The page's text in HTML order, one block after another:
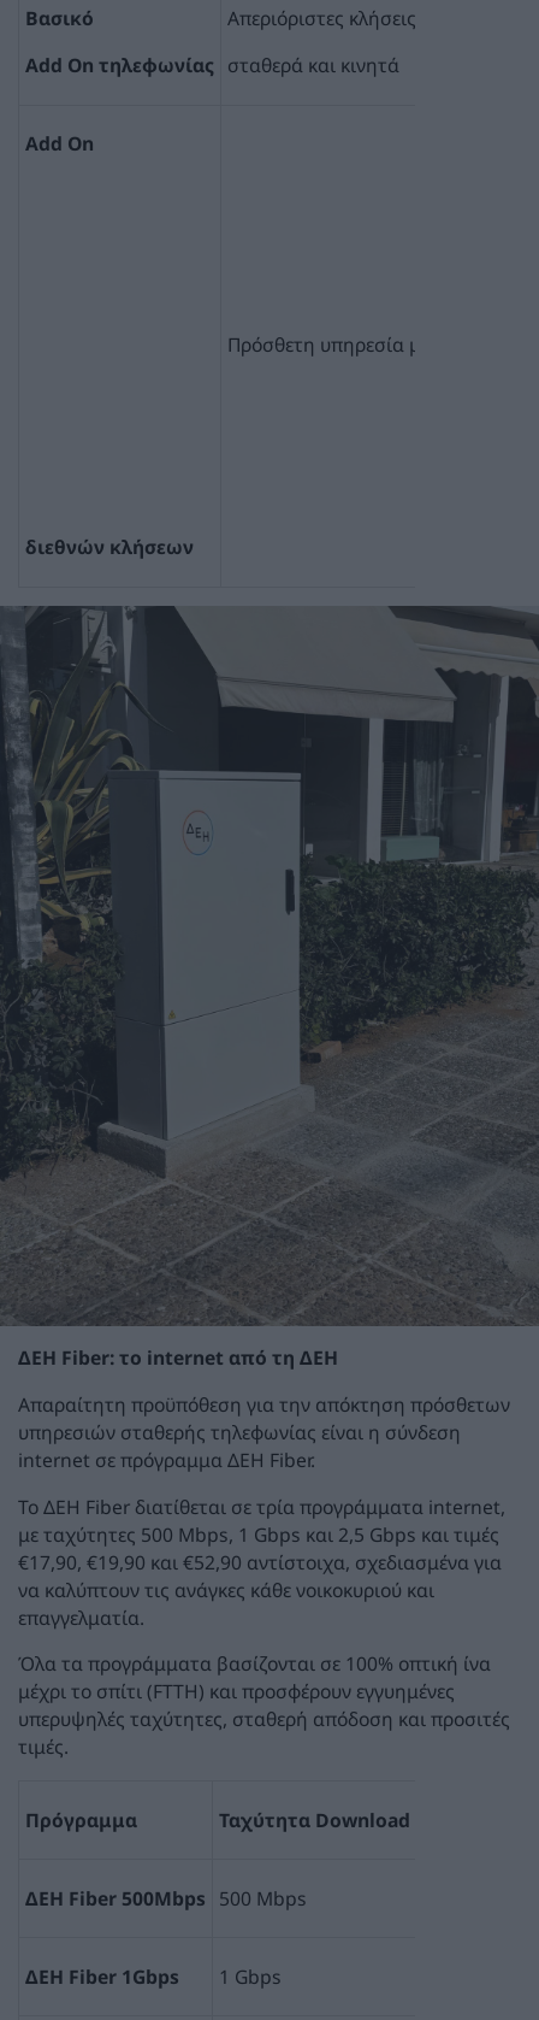
Βασικό
Add On τηλεφωνίας
Απεριόριστες κλήσεις προς εθνικά
σταθερά και κινητά
Add On
διεθνών κλήσεων
Πρόσθετη υπηρεσία με 1000 λεπτά
ΔΕΗ Fiber: το internet από τη ΔΕΗ
Απαραίτητη προϋπόθεση για την απόκτηση πρόσθετων
υπηρεσιών σταθερής τηλεφωνίας είναι η σύνδεση
internet σε πρόγραμμα ΔΕΗ Fiber.
Το ΔΕΗ Fiber διατίθεται σε τρία προγράμματα internet,
με ταχύτητες 500 Mbps, 1 Gbps και 2,5 Gbps και τιμές
€17,90, €19,90 και €52,90 αντίστοιχα, σχεδιασμένα για
να καλύπτουν τις ανάγκες κάθε νοικοκυριού και
επαγγελματία.
Όλα τα προγράμματα βασίζονται σε 100% οπτική ίνα
μέχρι το σπίτι (FTTH) και προσφέρουν εγγυημένες
υπερυψηλές ταχύτητες, σταθερή απόδοση και προσιτές
τιμές.
Πρόγραμμα Ταχύτητα Download
ΔΕΗ Fiber 500Mbps 500 Mbps
ΔΕΗ Fiber 1Gbps 1 Gbps